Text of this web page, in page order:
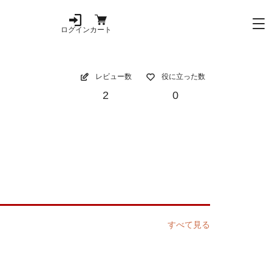
ログインカート
レビュー数
2
役に立った数
0
すべて見る